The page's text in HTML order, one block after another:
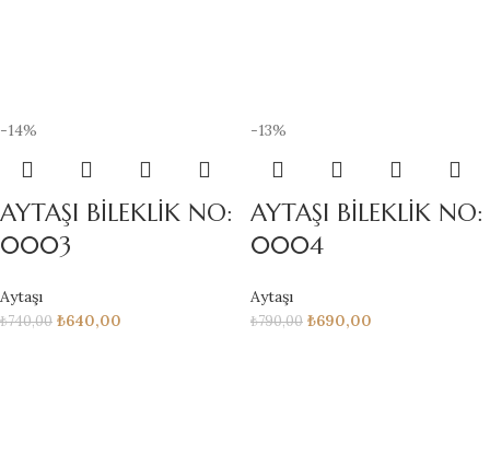
-14%
AYTAŞI BİLEKLİK NO:
0003
Aytaşı
₺740,00 ₺640,00
-13%
AYTAŞI BİLEKLİK NO:
0004
Aytaşı
₺790,00 ₺690,00